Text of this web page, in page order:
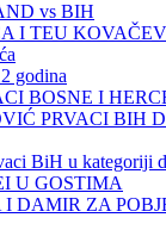
vs BIH
I TEU
godina
BOSNE I
PRVACI BIH
BiH u kategoriji
U GOSTIMA
DAMIR ZA